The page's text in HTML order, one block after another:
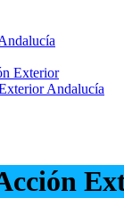
Exterior
Andalucía